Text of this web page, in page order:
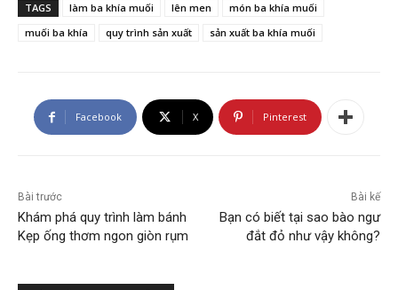
TAGS làm ba khía muối lên men
món ba khía muối
muối ba khía
quy trình sản xuất sản xuất ba khía muối
Facebook X Pinterest
Bài trước
Khám phá quy trình làm bánh
Kẹp ống thơm ngon giòn rụm
Bài kế
Bạn có biết tại sao bào ngư
đắt đỏ như vậy không?